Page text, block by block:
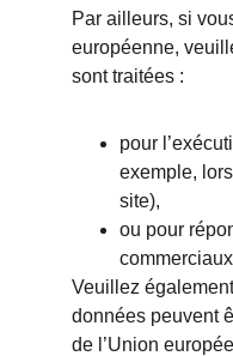
Par ailleurs, si
européenne,
sont traitées :
pour
exemple,
site),
ou pour
Veuillez
données peuvent
de l’Union